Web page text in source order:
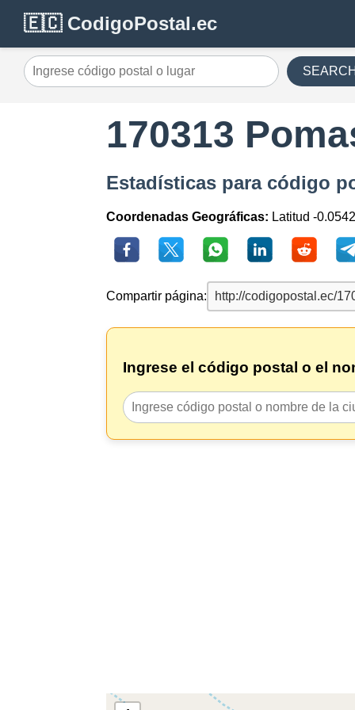
🇪🇨 CodigoPostal.ec
170313
Estadísticas para código
Coordenadas Geográficas: Latitud -
Compartir página:
Ingrese el código postal o el